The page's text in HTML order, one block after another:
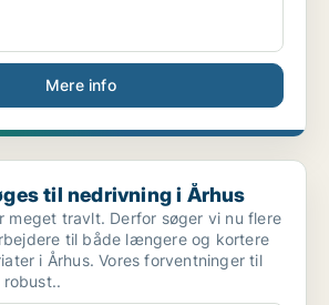
Mere info
i Århus
til nedrivning i Århus
meget travlt. Derfor søger vi nu flere
til både længere og kortere
i Århus. Vores forventninger til
robust..